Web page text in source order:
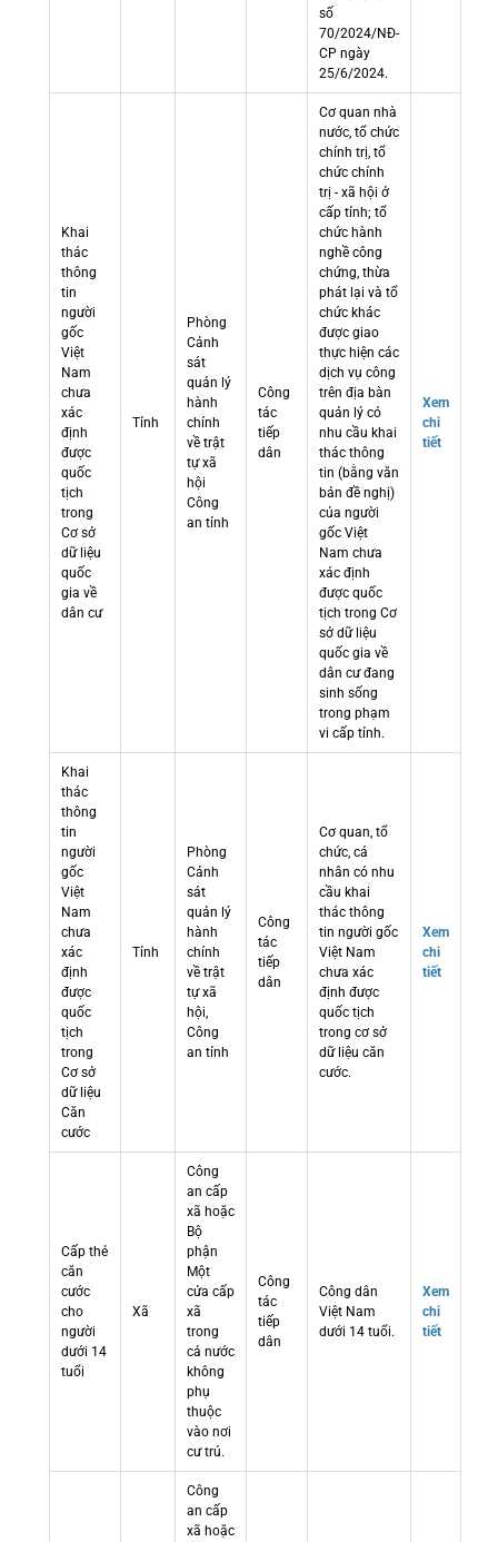
số
70/2024/NĐ-
CP ngày
25/6/2024.
Khai
thác
thông
tin
người
gốc
Việt
Nam
chưa
xác
định
được
quốc
tịch
trong
Cơ sở
dữ liệu
quốc
gia về
dân cư
Tỉnh
Phòng
Cảnh
sát
quản lý
hành
chính
về trật
tự xã
hội
Công
an tỉnh
Công
tác
tiếp
dân
Cơ quan nhà
nước, tổ chức
chính trị, tổ
chức chính
trị - xã hội ở
cấp tỉnh; tổ
chức hành
nghề công
chứng, thừa
phát lại và tổ
chức khác
được giao
thực hiện các
dịch vụ công
trên địa bàn
quản lý có
nhu cầu khai
thác thông
tin (bằng văn
bản đề nghị)
của người
gốc Việt
Nam chưa
xác định
được quốc
tịch trong Cơ
sở dữ liệu
quốc gia về
dân cư đang
sinh sống
trong phạm
vi cấp tỉnh.
Xem
chi
tiết
Khai
thác
thông
tin
người
gốc
Việt
Nam
chưa
xác
định
được
quốc
tịch
trong
Cơ sở
dữ liệu
Căn
cước
Tỉnh
Phòng
Cảnh
sát
quản lý
hành
chính
về trật
tự xã
hội,
Công
an tỉnh
Công
tác
tiếp
dân
Cơ quan, tổ
chức, cá
nhân có nhu
cầu khai
thác thông
tin người gốc
Việt Nam
chưa xác
định được
quốc tịch
trong cơ sở
dữ liệu căn
cước.
Xem
chi
tiết
Cấp thẻ
căn
cước
cho
người
dưới 14
tuổi
Xã
Công
an cấp
xã hoặc
Bộ
phận
Một
cửa cấp
xã
trong
cả nước
không
phụ
thuộc
vào nơi
cư trú.
Công
tác
tiếp
dân
Công dân
Việt Nam
dưới 14 tuổi.
Xem
chi
tiết
Công
an cấp
xã hoặc